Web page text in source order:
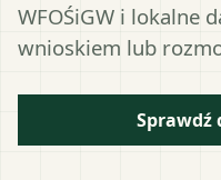
WFOŚiGW i lokalne
wnioskiem lub
Sprawdź